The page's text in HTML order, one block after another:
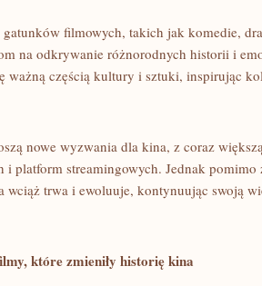
gatunków ⁣filmowych,⁤ takich jak komedie,
⁢na odkrywanie różnorodnych historii‌ i
ważną częścią kultury i sztuki, inspirując
‌nowe wyzwania dla⁣ kina, z coraz​
platform ‍streamingowych. Jednak pomimo‌
wciąż⁣ trwa i ewoluuje, kontynuując swoją
które zmieniły historię‍ kina